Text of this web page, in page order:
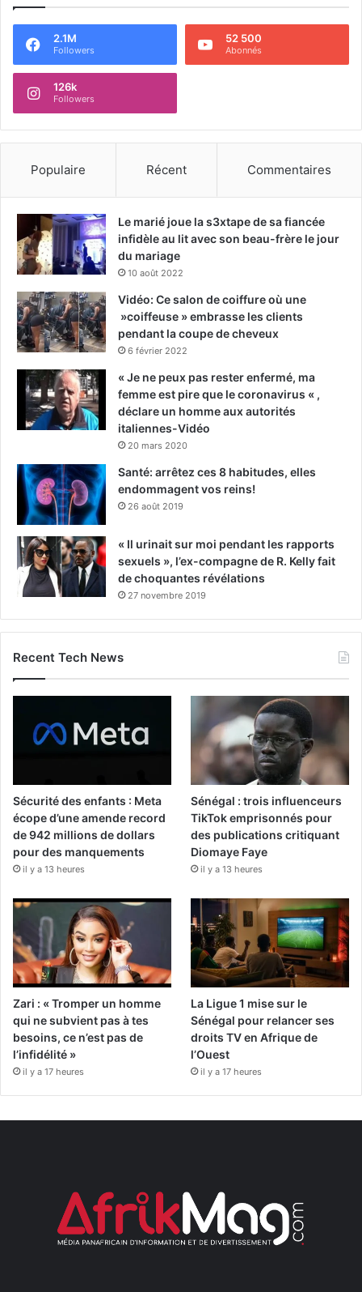
2.1M
Followers
52 500
Abonnés
126k
Followers
Populaire Récent Commentaires
Le marié joue la s3xtape de sa fiancée
infidèle au lit avec son beau-frère le jour
du mariage
10 août 2022
Vidéo: Ce salon de coiffure où une
»coiffeuse » embrasse les clients
pendant la coupe de cheveux
6 février 2022
« Je ne peux pas rester enfermé, ma
femme est pire que le coronavirus « ,
déclare un homme aux autorités
italiennes-Vidéo
20 mars 2020
Santé: arrêtez ces 8 habitudes, elles
endommagent vos reins!
26 août 2019
« Il urinait sur moi pendant les rapports
sexuels », l’ex-compagne de R. Kelly fait
de choquantes révélations
27 novembre 2019
Recent Tech News
Sécurité des enfants : Meta
écope d’une amende record
de 942 millions de dollars
pour des manquements
il y a 13 heures
Sénégal : trois influenceurs
TikTok emprisonnés pour
des publications critiquant
Diomaye Faye
il y a 13 heures
Zari : « Tromper un homme
qui ne subvient pas à tes
besoins, ce n’est pas de
l’infidélité »
il y a 17 heures
La Ligue 1 mise sur le
Sénégal pour relancer ses
droits TV en Afrique de
l’Ouest
il y a 17 heures